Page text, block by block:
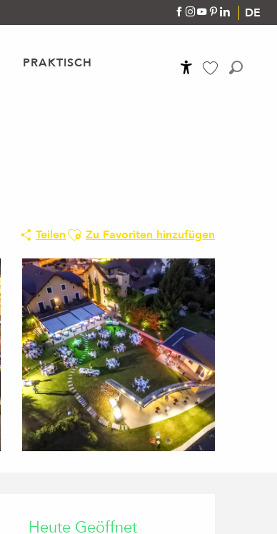
DE
PRAKTISCH
TeilenAjouter aux favoris
Zu Favoriten hinzufügen
&
Heute Geöffnet